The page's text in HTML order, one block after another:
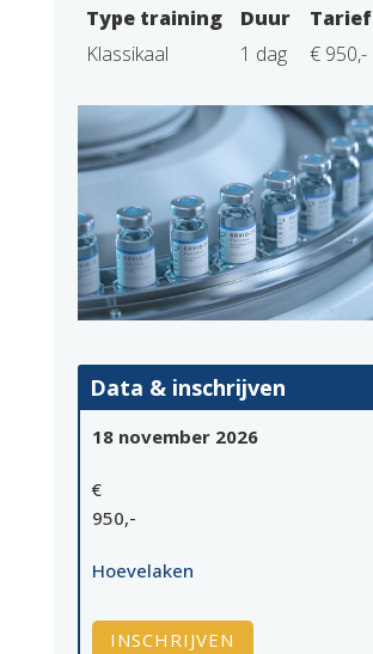
Type training
Klassikaal
Duur
1 dag
Tarief
€ 950,-
Data & inschrijven
18 november 2026
€
950,-
Hoevelaken
INSCHRIJVEN